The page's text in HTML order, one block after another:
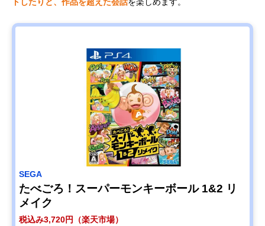
SEGA
たべごろ！スーパーモンキーボール 1&2 リ
メイク
税込み3,720円（楽天市場）